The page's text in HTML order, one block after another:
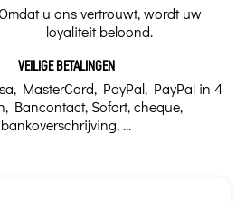
u ons vertrouwt, wordt uw
loyaliteit beloond.
VEILIGE BETALINGEN
MasterCard, PayPal, PayPal in 4
Bancontact, Sofort, cheque,
bankoverschrijving, ...